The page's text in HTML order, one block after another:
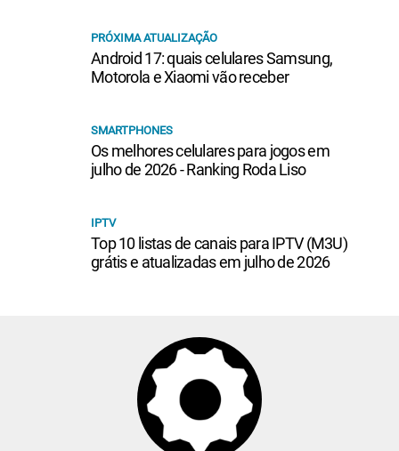
PRÓXIMA ATUALIZAÇÃO
Android 17: quais celulares Samsung,
Motorola e Xiaomi vão receber
SMARTPHONES
Os melhores celulares para jogos em
julho de 2026 - Ranking Roda Liso
IPTV
Top 10 listas de canais para IPTV (M3U)
grátis e atualizadas em julho de 2026